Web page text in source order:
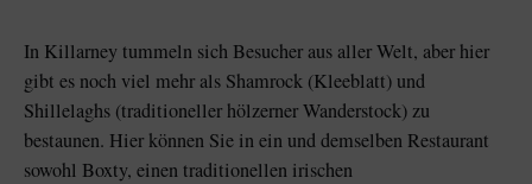
In Killarney tummeln sich Besucher aus aller Welt, aber hier
gibt es noch viel mehr als Shamrock (Kleeblatt) und
Shillelaghs (traditioneller hölzerner Wanderstock) zu
bestaunen. Hier können Sie in ein und demselben Restaurant
sowohl Boxty, einen traditionellen irischen